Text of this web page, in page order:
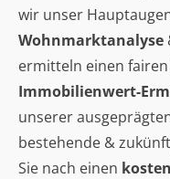
wir unser
Wohnmarktanalyse
ermitteln einen
Immobilienwert-
unserer
bestehende &
Sie nach einen